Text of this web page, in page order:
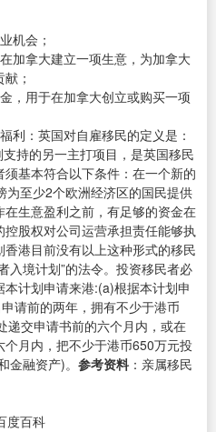
机会；
加拿大建立一项生意，为加拿大
；
，用于在加拿大创立或购买一项
利：英国对自雇移民的定义是：
持的另一主打项目，是英国移民
基本符合以下条件：在一个新的
至少2个欧洲经济区的国民提供
生意盈利之前，有足够的资金在
股权对公司运营承担责任能够执
港目前没有以上这种形式的移民
入境计划”的法令。投资移民者必
计划申请来港:(a)根据本计划申
请前的两年，拥有不少于港币
递交申请书前的六个月内，或在
月内，把不少于港币650万元投
金融资产)。 参考资料 ：亲属移民
度百科